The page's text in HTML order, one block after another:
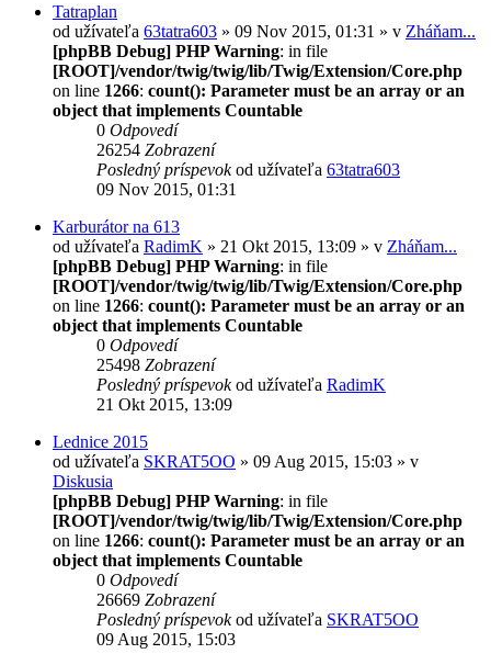
Tatraplan
od užívateľa 63tatra603 » 09 Nov 2015, 01:31 » v Zháňam...
[phpBB Debug] PHP Warning: in file
[ROOT]/vendor/twig/twig/lib/Twig/Extension/Core.php
on line 1266: count(): Parameter must be an array or an
object that implements Countable
0 Odpovedí
26254 Zobrazení
Posledný príspevokod užívateľa 63tatra603
09 Nov 2015, 01:31
Karburátor na 613
od užívateľa RadimK » 21 Okt 2015, 13:09 » v Zháňam...
[phpBB Debug] PHP Warning: in file
[ROOT]/vendor/twig/twig/lib/Twig/Extension/Core.php
on line 1266: count(): Parameter must be an array or an
object that implements Countable
0 Odpovedí
25498 Zobrazení
Posledný príspevokod užívateľa RadimK
21 Okt 2015, 13:09
Lednice 2015
od užívateľa SKRAT5OO » 09 Aug 2015, 15:03 » v
Diskusia
[phpBB Debug] PHP Warning: in file
[ROOT]/vendor/twig/twig/lib/Twig/Extension/Core.php
on line 1266: count(): Parameter must be an array or an
object that implements Countable
0 Odpovedí
26669 Zobrazení
Posledný príspevokod užívateľa SKRAT5OO
09 Aug 2015, 15:03